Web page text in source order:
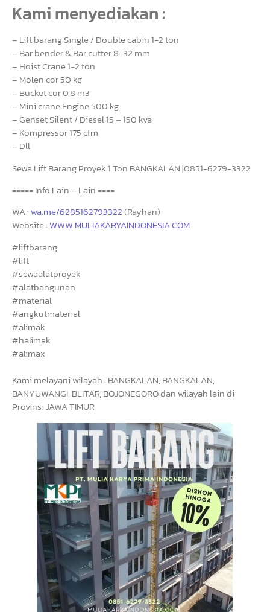
Kami menyediakan :
– Lift barang Single / Double cabin 1-2 ton
– Bar bender & Bar cutter 8-32 mm
– Hoist Crane 1-2 ton
– Molen cor 50 kg
– Bucket cor 0,8 m3
– Mini crane Engine 500 kg
– Genset Silent / Diesel 15 – 150 kva
– Kompressor 175 cfm
– Dll
Sewa Lift Barang Proyek 1 Ton BANGKALAN |0851-6279-3322
===== Info Lain – Lain ====
WA : wa.me/6285162793322(Rayhan)
Website : WWW.MULIAKARYAINDONESIA.COM
#liftbarang
#lift
#sewaalatproyek
#alatbangunan
#material
#angkutmaterial
#alimak
#halimak
#alimax
Kami melayani wilayah : BANGKALAN, BANGKALAN,
BANYUWANGI, BLITAR, BOJONEGORO dan wilayah lain di
Provinsi JAWA TIMUR